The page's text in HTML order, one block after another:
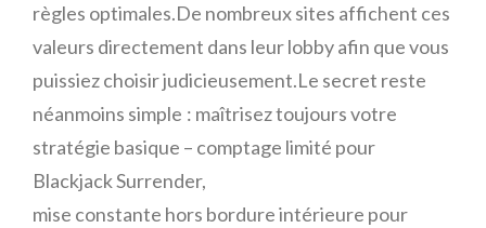
règles optimales.De nombreux sites affichent ces
valeurs directement dans leur lobby afin que vous
puissiez choisir judicieusement.Le secret reste
néanmoins simple : maîtrisez toujours votre
stratégie basique – comptage limité pour
Blackjack Surrender,
mise constante hors bordure intérieure pour